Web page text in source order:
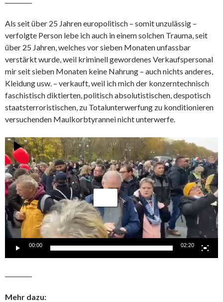
Als seit über 25 Jahren europolitisch – somit unzulässig –
verfolgte Person lebe ich auch in einem solchen Trauma, seit
über 25 Jahren, welches vor sieben Monaten unfassbar
verstärkt wurde, weil kriminell gewordenes Verkaufspersonal
mir seit sieben Monaten keine Nahrung – auch nichts anderes,
Kleidung usw. – verkauft, weil ich mich der konzerntechnisch
faschistisch diktierten, politisch absolutistischen, despotisch
staatsterroristischen, zu Totalunterwerfung zu konditionieren
versuchenden Maulkorbtyrannei nicht unterwerfe.
Video-
Player
00:00 02:20
Mehr dazu: